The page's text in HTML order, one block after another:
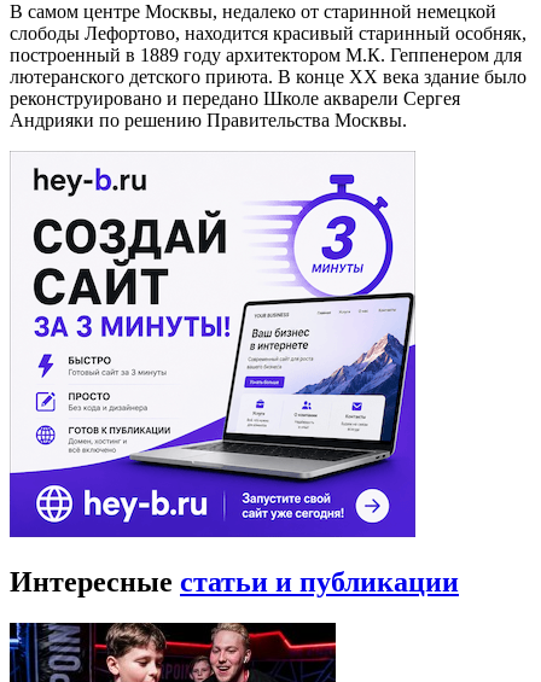
В самом центре Москвы, недалеко от старинной немецкой
слободы Лефортово, находится красивый старинный особняк,
построенный в 1889 году архитектором М.К. Геппенером для
лютеранского детского приюта. В конце XX века здание было
реконструировано и передано Школе акварели Сергея
Андрияки по решению Правительства Москвы.
Интересные статьи и публикации